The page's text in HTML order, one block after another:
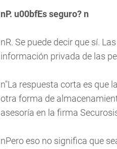
nP. u00bfEs seguro? n
nR. Se puede decir que sí.
información privada de las
n"La respuesta corta es que
otra forma de
asesoría en la firma
nPero eso no significa que